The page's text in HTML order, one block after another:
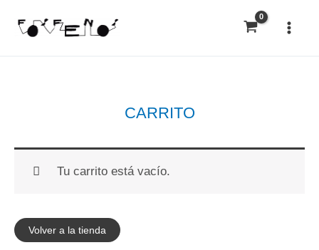
CARRITO
Tu carrito está vacío.
Volver a la tienda